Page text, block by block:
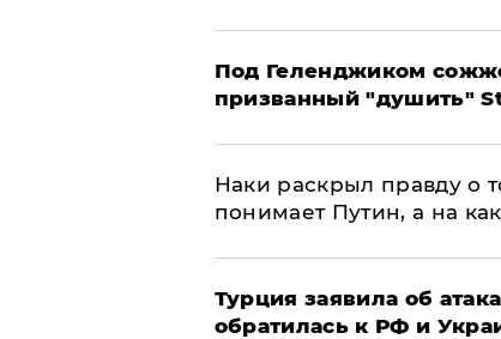
Под Геленджиком
призванный "душить"
Наки раскрыл правду о
понимает Путин, а на
Турция заявила об
обратилась к РФ и